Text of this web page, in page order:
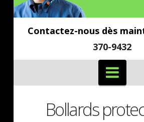
Contactez-nous dès
370-9432
Bollards